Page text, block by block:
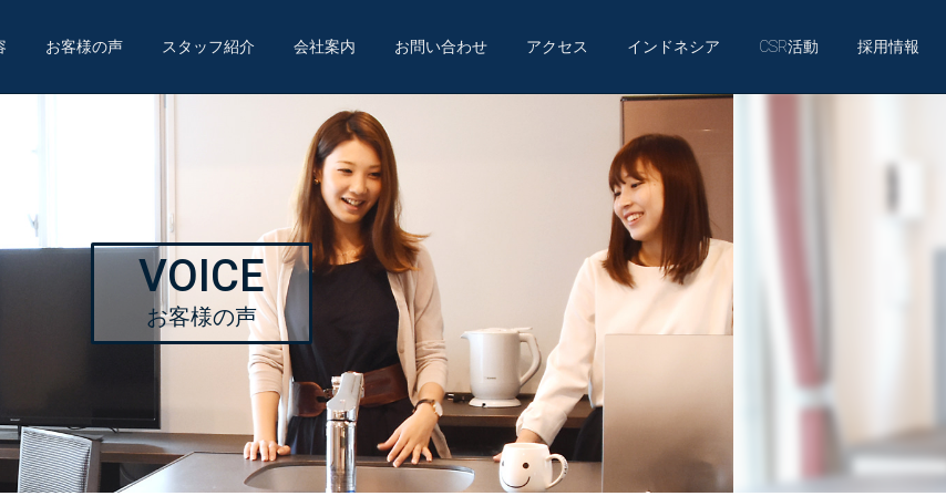
お客様の声 スタッフ紹介 会社案内 お問い合わせ アクセス インドネシア CSR活動 採用情報
VOICE
お客様の声